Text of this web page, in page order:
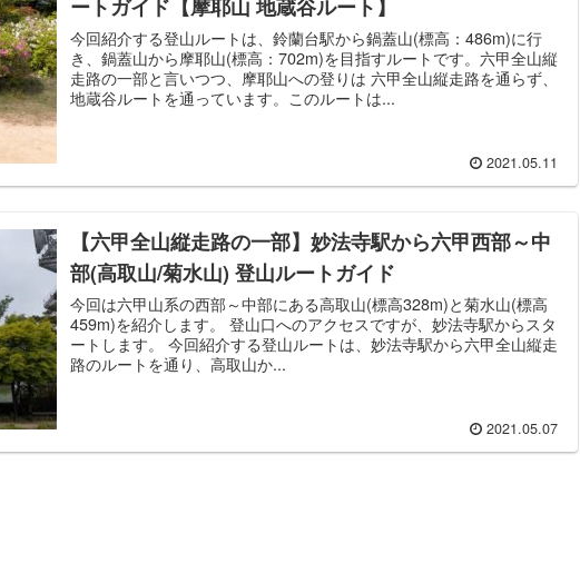
ートガイド【摩耶山 地蔵谷ルート】
今回紹介する登山ルートは、鈴蘭台駅から鍋蓋山(標高：486m)に行
き、鍋蓋山から摩耶山(標高：702m)を目指すルートです。六甲全山縦
走路の一部と言いつつ、摩耶山への登りは 六甲全山縦走路を通らず、
地蔵谷ルートを通っています。このルートは...
2021.05.11
【六甲全山縦走路の一部】妙法寺駅から六甲西部～中
部(高取山/菊水山) 登山ルートガイド
今回は六甲山系の西部～中部にある高取山(標高328m)と菊水山(標高
459m)を紹介します。 登山口へのアクセスですが、妙法寺駅からスタ
ートします。 今回紹介する登山ルートは、妙法寺駅から六甲全山縦走
路のルートを通り、高取山か...
2021.05.07